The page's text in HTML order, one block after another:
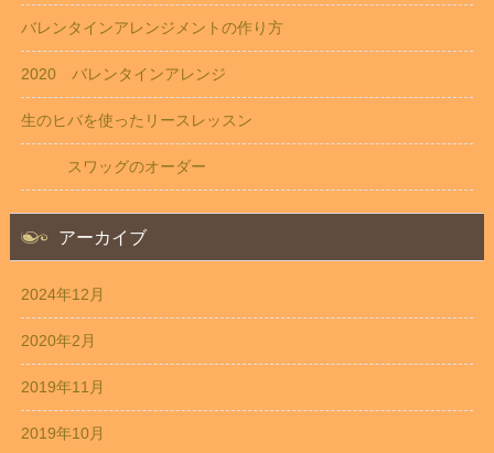
バレンタインアレンジメントの作り方
2020 バレンタインアレンジ
生のヒバを使ったリースレッスン
スワッグのオーダー
アーカイブ
2024年12月
2020年2月
2019年11月
2019年10月